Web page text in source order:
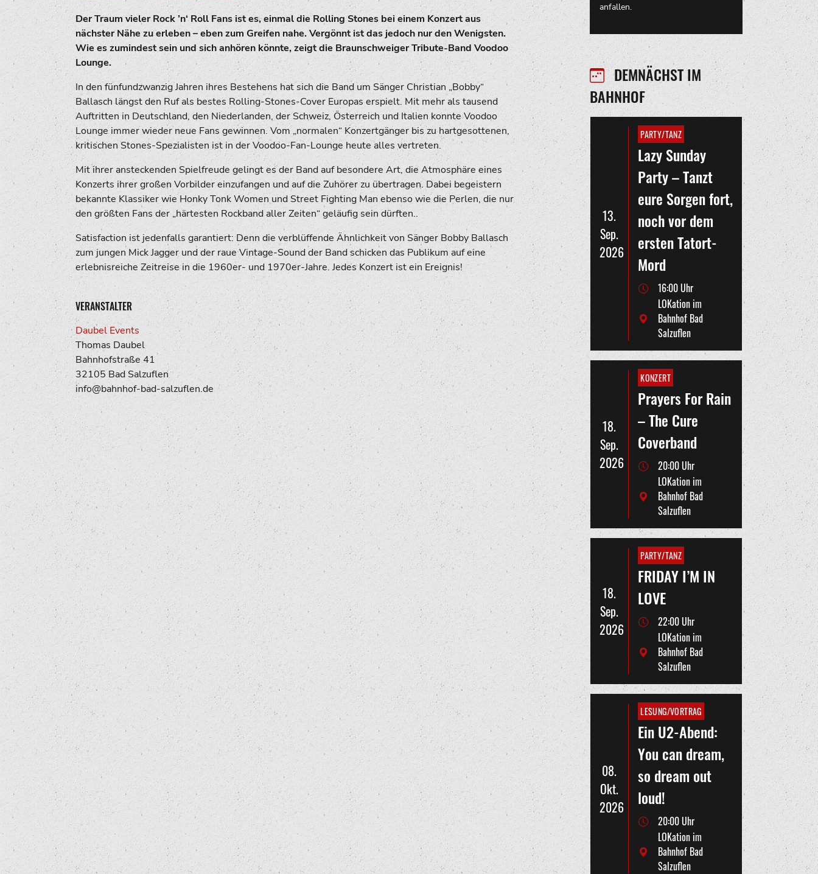
Der Traum vieler Rock ’n‘ Roll Fans ist es, einmal die Rolling Stones bei einem Konzert aus
nächster Nähe zu erleben – eben zum Greifen nahe. Vergönnt ist das jedoch nur den Wenigsten.
Wie es zumindest sein und sich anhören könnte, zeigt die Braunschweiger Tribute-Band Voodoo
Lounge.
In den fünfundzwanzig Jahren ihres Bestehens hat sich die Band um Sänger Christian „Bobby“
Ballasch längst den Ruf als bestes Rolling-Stones-Cover Europas erspielt. Mit mehr als tausend
Auftritten in Deutschland, den Niederlanden, der Schweiz, Österreich und Italien konnte Voodoo
Lounge immer wieder neue Fans gewinnen. Vom „normalen“ Konzertgänger bis zu hartgesottenen,
kritischen Stones-Spezialisten ist in der Voodoo-Fan-Lounge heute alles vertreten.
Mit ihrer ansteckenden Spielfreude gelingt es der Band auf besondere Art, die Atmosphäre eines
Konzerts ihrer großen Vorbilder einzufangen und auf die Zuhörer zu übertragen. Dabei begeistern
bekannte Klassiker wie Honky Tonk Women und Street Fighting Man ebenso wie die Perlen, die nur
den größten Fans der „härtesten Rockband aller Zeiten“ geläufig sein dürften..
Satisfaction ist jedenfalls garantiert: Denn die verblüffende Ähnlichkeit von Sänger Bobby Ballasch
zum jungen Mick Jagger und der raue Vintage-Sound der Band schicken das Publikum auf eine
erlebnisreiche Zeitreise in die 1960er- und 1970er-Jahre. Jedes Konzert ist ein Ereignis!
VERANSTALTER
Daubel Events
Thomas Daubel
Bahnhofstraße 41
32105 Bad Salzuflen
info@bahnhof-bad-salzuflen.de
anfallen.
DEMNÄCHST IM
BAHNHOF
13.
Sep.
2026
PARTY/TANZ
Lazy Sunday
Party – Tanzt
eure Sorgen fort,
noch vor dem
ersten Tatort-
Mord
16:00 Uhr
LOKation im
Bahnhof Bad
Salzuflen
18.
Sep.
2026
KONZERT
Prayers For Rain
– The Cure
Coverband
20:00 Uhr
LOKation im
Bahnhof Bad
Salzuflen
18.
Sep.
2026
PARTY/TANZ
FRIDAY I’M IN
LOVE
22:00 Uhr
LOKation im
Bahnhof Bad
Salzuflen
08.
Okt.
2026
LESUNG/VORTRAG
Ein U2-Abend:
You can dream,
so dream out
loud!
20:00 Uhr
LOKation im
Bahnhof Bad
Salzuflen